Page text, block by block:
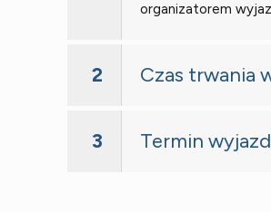
organizatorem
2 Czas trwania
3 Termin